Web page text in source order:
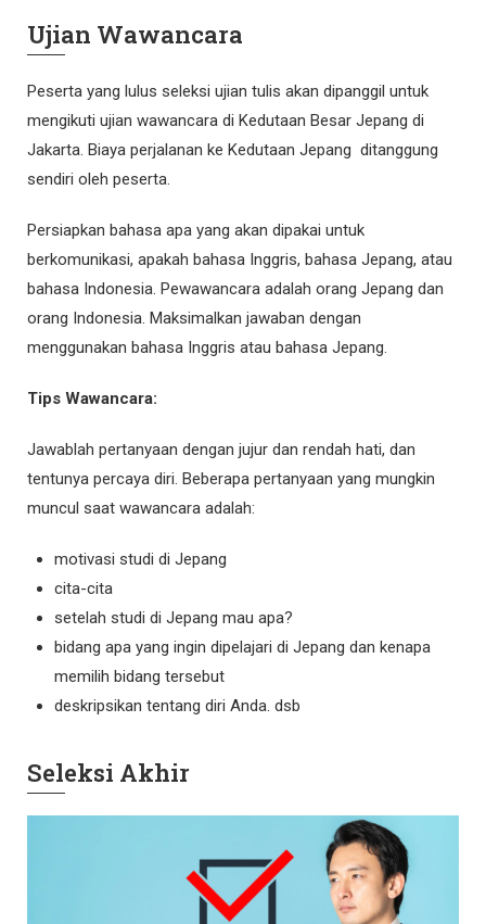
Ujian Wawancara
Peserta yang lulus seleksi ujian tulis akan dipanggil untuk
mengikuti ujian wawancara di Kedutaan Besar Jepang di
Jakarta. Biaya perjalanan ke Kedutaan Jepang ditanggung
sendiri oleh peserta.
Persiapkan bahasa apa yang akan dipakai untuk
berkomunikasi, apakah bahasa Inggris, bahasa Jepang, atau
bahasa Indonesia. Pewawancara adalah orang Jepang dan
orang Indonesia. Maksimalkan jawaban dengan
menggunakan bahasa Inggris atau bahasa Jepang.
Tips Wawancara:
Jawablah pertanyaan dengan jujur dan rendah hati, dan
tentunya percaya diri. Beberapa pertanyaan yang mungkin
muncul saat wawancara adalah:
motivasi studi di Jepang
cita-cita
setelah studi di Jepang mau apa?
bidang apa yang ingin dipelajari di Jepang dan kenapa
memilih bidang tersebut
deskripsikan tentang diri Anda. dsb
Seleksi Akhir